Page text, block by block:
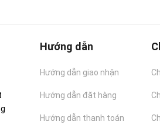
Hướng dẫn
Hướng dẫn giao nhận
Hướng dẫn đặt hàng
Hướng dẫn thanh toán